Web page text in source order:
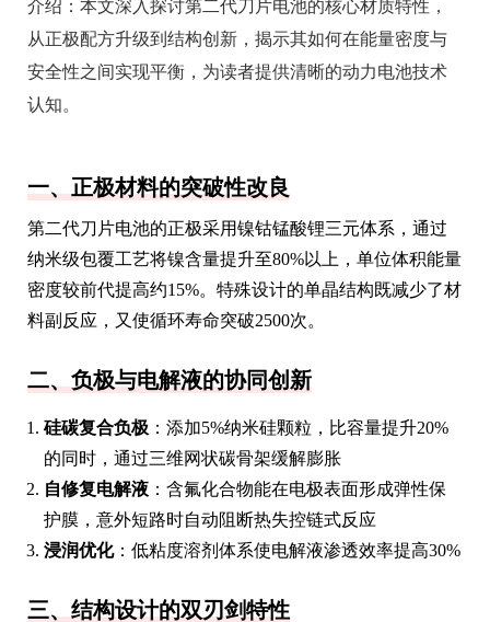
介绍： 本文深入探讨第二代刀片电池的核心材质特性，
从正极配方升级到结构创新，揭示其如何在能量密度与
安全性之间实现平衡，为读者提供清晰的动力电池技术
认知。
一、正极材料的突破性改良
第二代刀片电池的正极采用镍钴锰酸锂三元体系，通过
纳米级包覆工艺将镍含量提升至80%以上，单位体积能量
密度较前代提高约15%。特殊设计的单晶结构既减少了材
料副反应，又使循环寿命突破2500次。
二、负极与电解液的协同创新
硅碳复合负极 ：添加5%纳米硅颗粒，比容量提升20%
的同时，通过三维网状碳骨架缓解膨胀
自修复电解液 ：含氟化合物能在电极表面形成弹性保
护膜，意外短路时自动阻断热失控链式反应
浸润优化：低粘度溶剂体系使电解液渗透效率提高30%
三、结构设计的双刃剑特性